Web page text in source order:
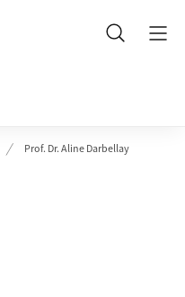
Suche
Prof. Dr. Aline Darbellay